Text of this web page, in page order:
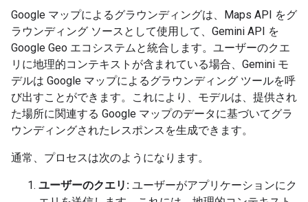
Google マップによるグラウンディングは、Maps API をグ
ラウンディング ソースとして使用して、Gemini API を
Google Geo エコシステムと統合します。ユーザーのクエ
リに地理的コンテキストが含まれている場合、Gemini モ
デルは Google マップによるグラウンディング ツールを呼
び出すことができます。これにより、モデルは、提供され
た場所に関連する Google マップのデータに基づいてグラ
ウンディングされたレスポンスを生成できます。
通常、プロセスは次のようになります。
ユーザーのクエリ: ユーザーがアプリケーションにク